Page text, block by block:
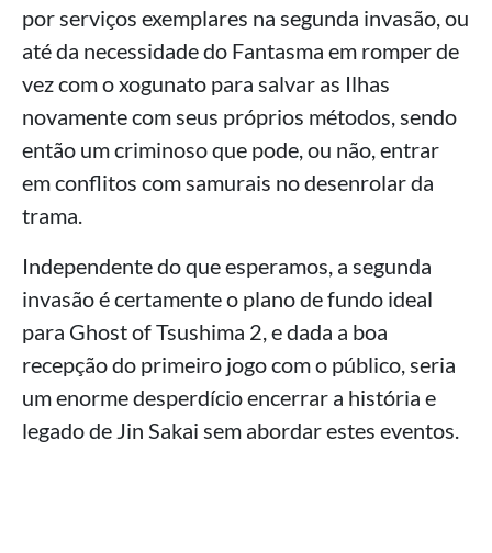
por serviços exemplares na segunda invasão, ou
até da necessidade do Fantasma em romper de
vez com o xogunato para salvar as Ilhas
novamente com seus próprios métodos, sendo
então um criminoso que pode, ou não, entrar
em conflitos com samurais no desenrolar da
trama.
Independente do que esperamos, a segunda
invasão é certamente o plano de fundo ideal
para Ghost of Tsushima 2, e dada a boa
recepção do primeiro jogo com o público, seria
um enorme desperdício encerrar a história e
legado de Jin Sakai sem abordar estes eventos.